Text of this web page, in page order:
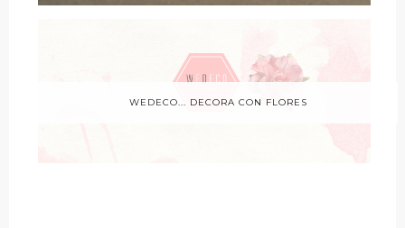
WEDECO... DECORA CON FLORES